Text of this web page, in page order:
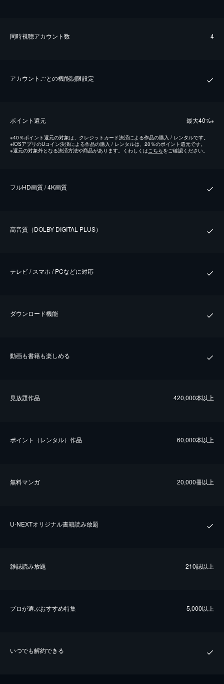
同時視聴アカウント数 4
アカウントごとの機能制限設定
ポイント還元 最⼤40%※
※40％ポイント還元の対象は、クレジットカード決済による作品の購入 / レンタルです。
※iOSアプリのUコイン決済による作品の購入 / レンタルは、20％のポイント還元です。
※還元の対象外となる決済方法や商品があります。くわしくはこちらをご確認ください。
フルHD画質 / 4K画質
⾼⾳質（DOLBY DIGITAL PLUS）
テレビ / スマホ / PCなどに対応
ダウンロード機能
動画も書籍も楽しめる
⾒放題作品 420,000本以上
ポイント（レンタル）作品 60,000本以上
無料マンガ 20,000冊以上
U-NEXTオリジナル書籍読み放題
雑誌読み放題 210誌以上
プロが選ぶおすすめ特集 5,000以上
いつでも解約できる